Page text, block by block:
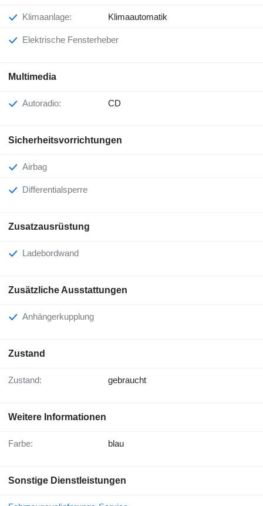
Klimaanlage: Klimaautomatik
Elektrische Fensterheber
Multimedia
Autoradio: CD
Sicherheitsvorrichtungen
Airbag
Differentialsperre
Zusatzausrüstung
Ladebordwand
Zusätzliche Ausstattungen
Anhängerkupplung
Zustand
Zustand: gebraucht
Weitere Informationen
Farbe: blau
Sonstige Dienstleistungen